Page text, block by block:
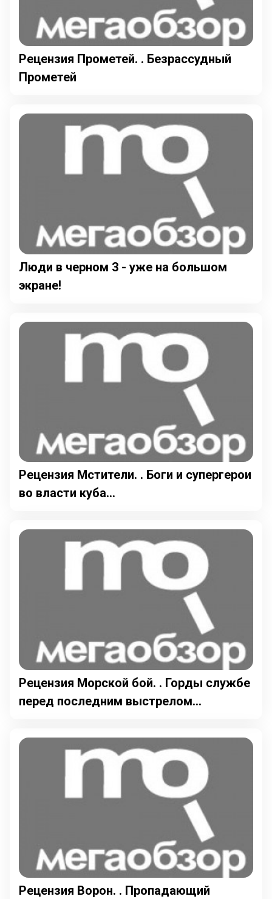
Рецензия Прометей. . Безрассудный
Прометей
Люди в черном 3 - уже на большом
экране!
Рецензия Мстители. . Боги и супергерои
во власти куба...
Рецензия Морской бой. . Горды службе
перед последним выстрелом...
Рецензия Ворон. . Пропадающий